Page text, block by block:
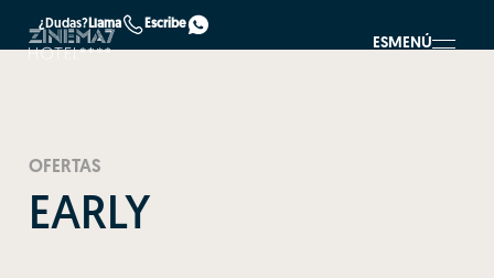
¿Dudas?Llama Escribe
ESMENÚ
OFERTAS
EARLY